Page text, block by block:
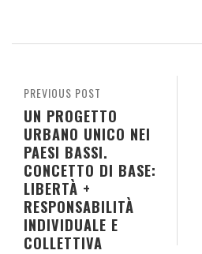
PREVIOUS POST
UN PROGETTO
URBANO UNICO NEI
PAESI BASSI.
CONCETTO DI BASE:
LIBERTÀ +
RESPONSABILITÀ
INDIVIDUALE E
COLLETTIVA